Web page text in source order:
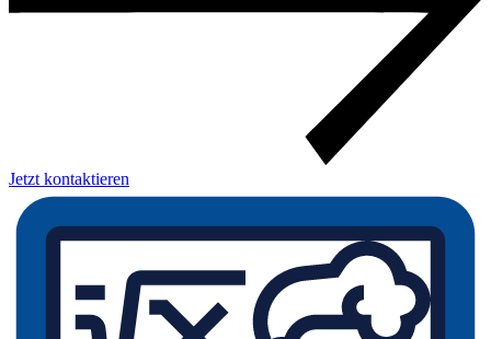
Jetzt kontaktieren